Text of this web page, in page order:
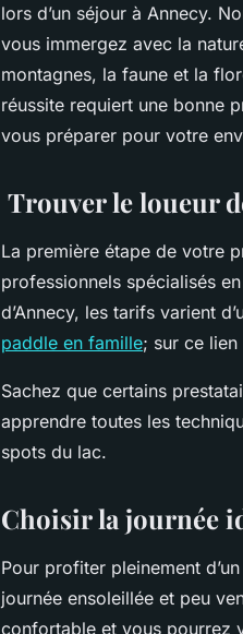
lors d’un séjour à Annecy.
vous immergez avec la
montagnes, la faune et la
réussite requiert une bonne
vous préparer pour votre
Trouver le loueur
La première étape de votre
professionnels spécialisés
d’Annecy, les tarifs varient
paddle en famille; sur ce lien
Sachez que certains
apprendre toutes les
spots du lac.
Choisir la journée
Pour profiter pleinement
journée ensoleillée et peu
confortable et vous pourrez